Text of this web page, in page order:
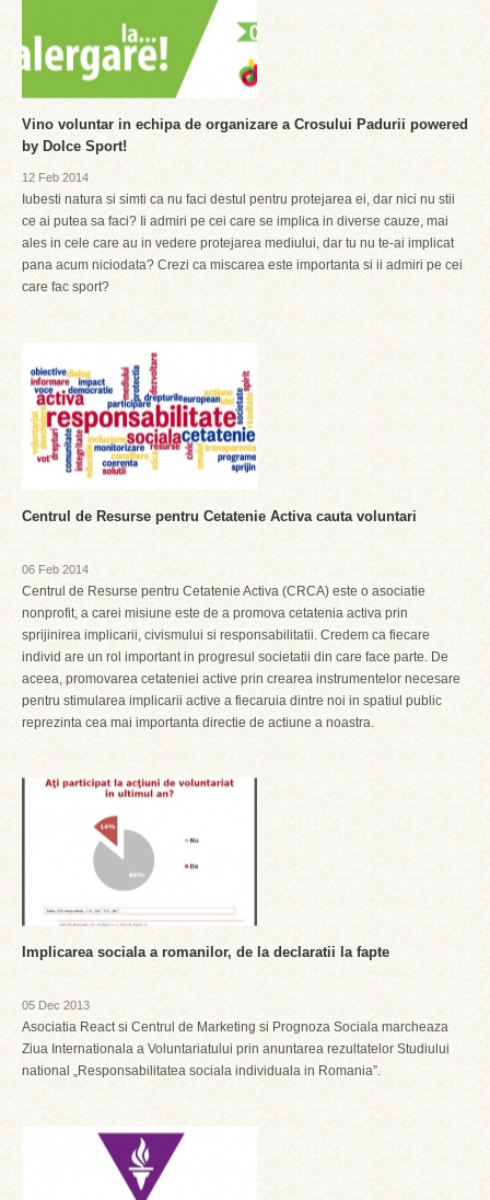
Vino voluntar in echipa de organizare a Crosului Padurii powered
by Dolce Sport!
12 Feb 2014
Iubesti natura si simti ca nu faci destul pentru protejarea ei, dar nici nu stii
ce ai putea sa faci? Ii admiri pe cei care se implica in diverse cauze, mai
ales in cele care au in vedere protejarea mediului, dar tu nu te-ai implicat
pana acum niciodata? Crezi ca miscarea este importanta si ii admiri pe cei
care fac sport?
Centrul de Resurse pentru Cetatenie Activa cauta voluntari
06 Feb 2014
Centrul de Resurse pentru Cetatenie Activa (CRCA) este o asociatie
nonprofit, a carei misiune este de a promova cetatenia activa prin
sprijinirea implicarii, civismului si responsabilitatii. Credem ca fiecare
individ are un rol important in progresul societatii din care face parte. De
aceea, promovarea cetateniei active prin crearea instrumentelor necesare
pentru stimularea implicarii active a fiecaruia dintre noi in spatiul public
reprezinta cea mai importanta directie de actiune a noastra.
Implicarea sociala a romanilor, de la declaratii la fapte
05 Dec 2013
Asociatia React si Centrul de Marketing si Prognoza Sociala marcheaza
Ziua Internationala a Voluntariatului prin anuntarea rezultatelor Studiului
national „Responsabilitatea sociala individuala in Romania”.